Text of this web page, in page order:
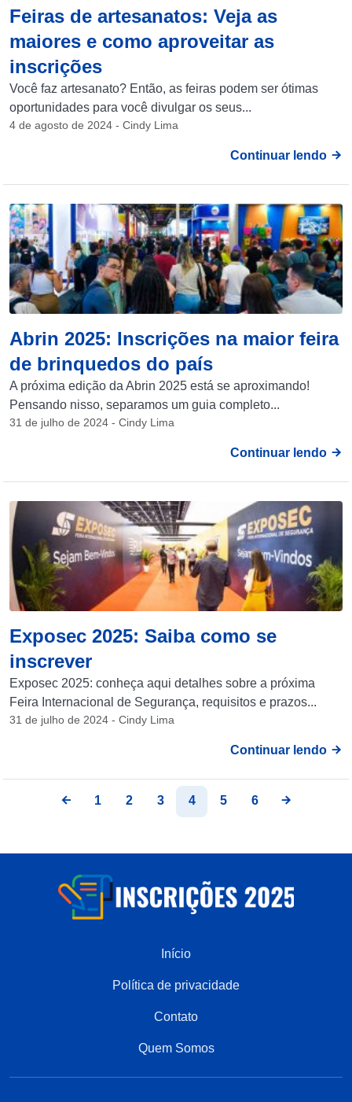
Feiras de artesanatos: Veja as
maiores e como aproveitar as
inscrições
Você faz artesanato? Então, as feiras podem ser ótimas
oportunidades para você divulgar os seus...
4 de agosto de 2024 - Cindy Lima
Continuar lendo
Abrin 2025: Inscrições na maior feira
de brinquedos do país
A próxima edição da Abrin 2025 está se aproximando!
Pensando nisso, separamos um guia completo...
31 de julho de 2024 - Cindy Lima
Continuar lendo
Exposec 2025: Saiba como se
inscrever
Exposec 2025: conheça aqui detalhes sobre a próxima
Feira Internacional de Segurança, requisitos e prazos...
31 de julho de 2024 - Cindy Lima
Continuar lendo
1 2 3 4 5 6
Início
Política de privacidade
Contato
Quem Somos